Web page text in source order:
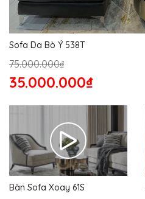
Sofa Da Bò Ý 538T
75.000.000₫
35.000.000₫
Bàn Sofa Xoay 61S